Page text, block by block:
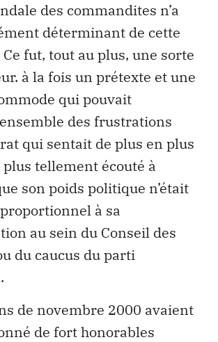
des commandites n’a
déterminant de cette
fut, tout au plus, une sorte
à la fois un prétexte et une
qui pouvait
des frustrations
qui sentait de plus en plus
plus tellement écouté à
son poids politique n’était
à sa
au sein du Conseil des
du caucus du parti
de novembre 2000 avaient
de fort honorables